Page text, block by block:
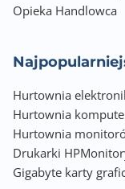
Opieka Handlowca
Hurtownia
Hurtownia
Hurtownia
Drukarki HP
Gigabyte karty